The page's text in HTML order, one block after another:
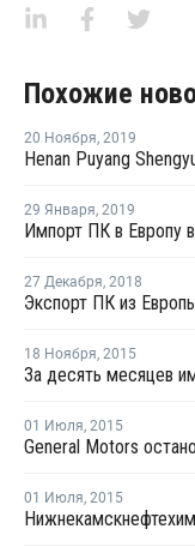
Похожие
20 Ноября, 2019
29 Января, 2019
27 Декабря, 2018
Экспорт ПК из
18 Ноября, 2015
01 Июля, 2015
01 Июля, 2015